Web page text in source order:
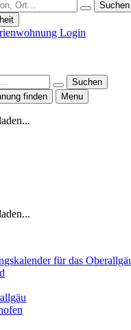
Suchen
Login
Suchen
finden
Menu
für das